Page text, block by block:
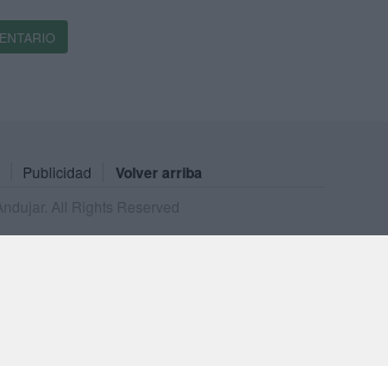
Publicidad Volver arriba